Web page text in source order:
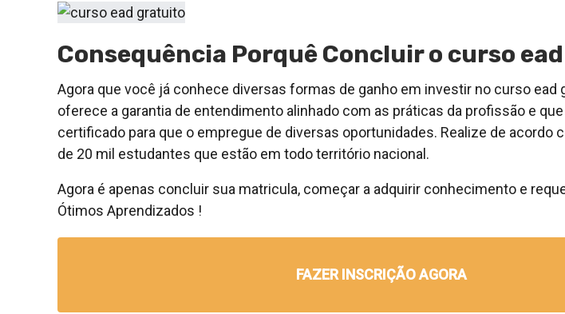
Consequência Porquê Concluir o curso
Agora que você já conhece diversas formas de ganho em investir no curso ead
oferece a garantia de entendimento alinhado com as práticas da profissão e
certificado para que o empregue de diversas oportunidades. Realize de acordo
de 20 mil estudantes que estão em todo território nacional.
Agora é apenas concluir sua matricula, começar a adquirir conhecimento e
Ótimos Aprendizados !
FAZER INSCRIÇÃO AGORA